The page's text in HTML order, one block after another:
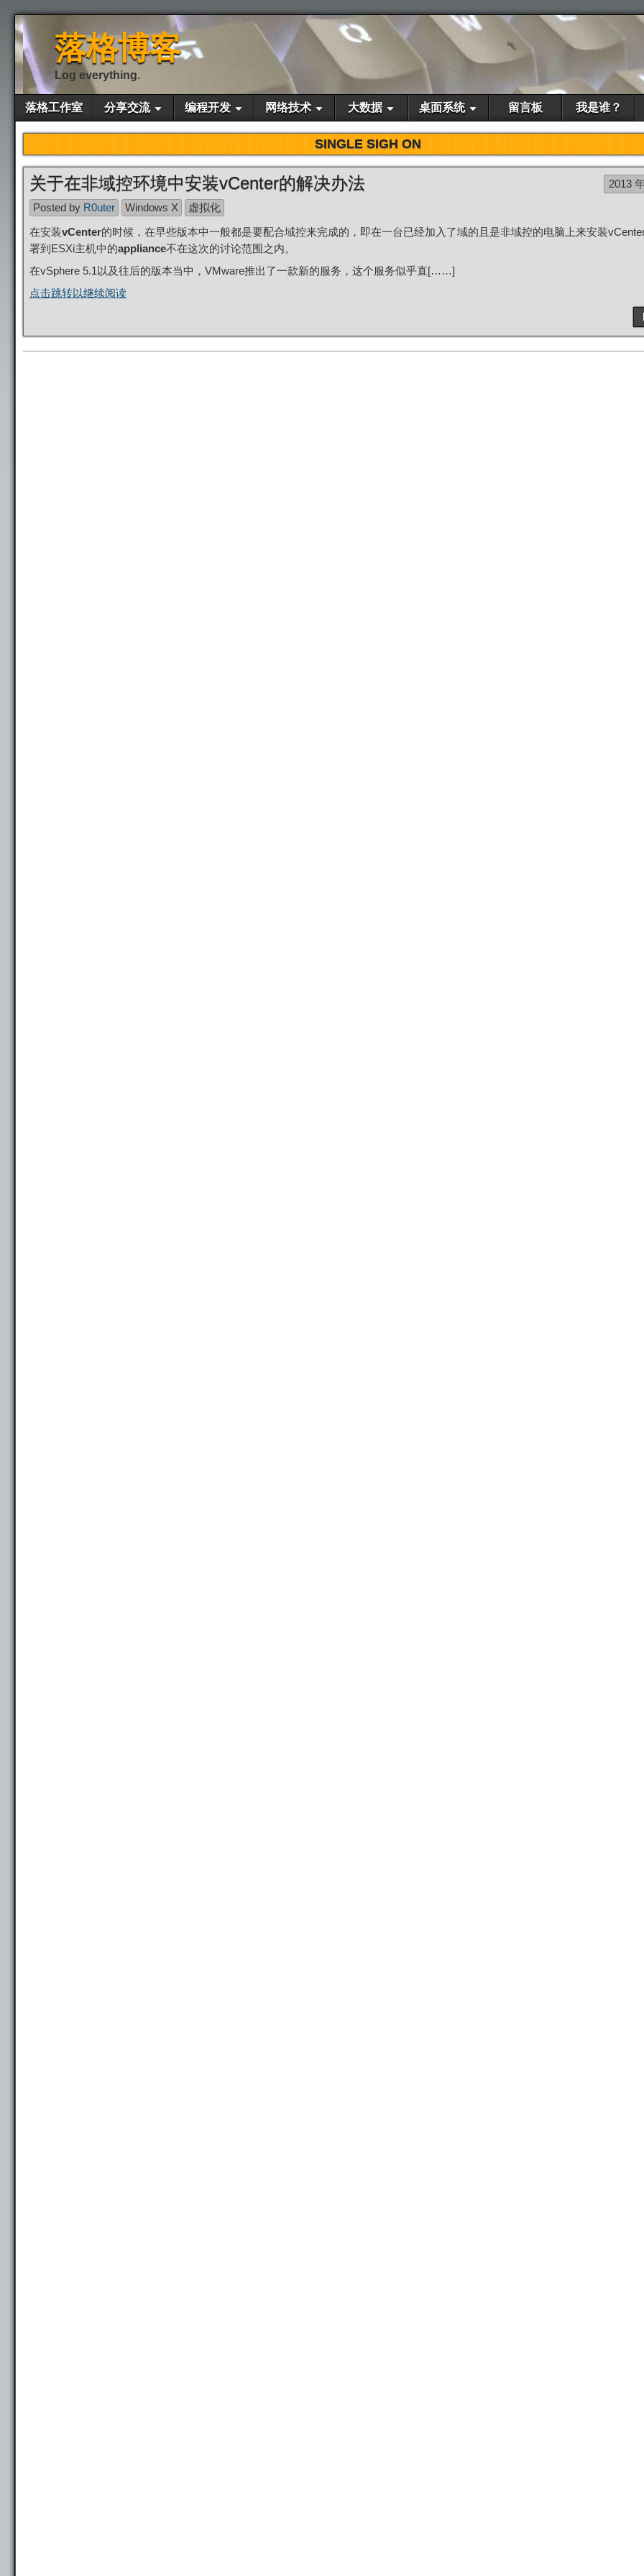
落格博客
Log everything.
落格工作室 分享交流 编程开发 网络技术 大数据 桌面系统 留言板 我是谁？
SINGLE SIGH ON
关于在非域控环境中安装vCenter的解决办法
2013
Posted by R0uter Windows X
虚拟化
在安装vCenter的时候，在早些版本中一般都是要配合域控来完成的，即在一台已经加入了域的且是非域控的电脑上来安装
署到ESXi主机中的appliance不在这次的讨论范围之内。
在vSphere 5.1以及往后的版本当中，VMware推出了一款新的服务，这个服务似乎直[……]
点击跳转以继续阅读